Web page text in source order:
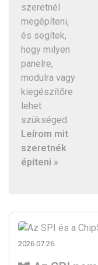
szeretnél
megépíteni,
és segítek,
hogy milyen
panelre,
modulra vagy
kiegészítőre
lehet
szükséged.
Leírom mit
szeretnék
építeni »
2026.07.26.